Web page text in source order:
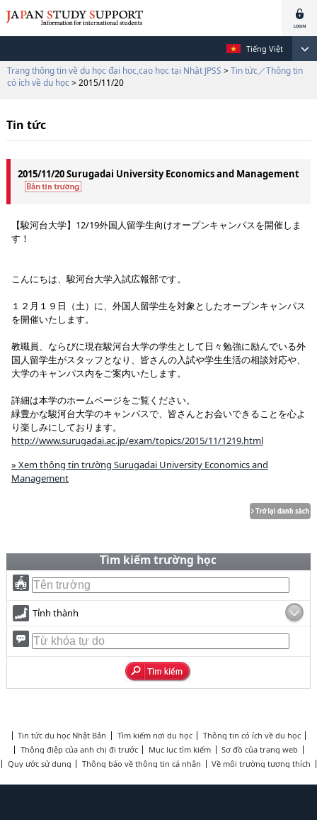
Tiếng Việt
Trang thông tin về du học đại học,cao học tại Nhật JPSS > Tin tức／Thông tin
có ích về du học > 2015/11/20
Tin tức
2015/11/20 Surugadai University Economics and Management
【駿河台大学】12/19外国人留学生向けオープンキャンパスを開催しま
す！
こんにちは、駿河台大学入試広報部です。
１２月１９日（土）に、外国人留学生を対象としたオープンキャンパス
を開催いたします。
教職員、ならびに現在駿河台大学の学生として日々勉強に励んでいる外
国人留学生がスタッフとなり、皆さんの入試や学生生活の相談対応や、
大学のキャンパス内をご案内いたします。
詳細は本学のホームページをご覧ください。
緑豊かな駿河台大学のキャンパスで、皆さんとお会いできることを心よ
り楽しみにしております。
http://www.surugadai.ac.jp/exam/topics/2015/11/1219.html
» Xem thông tin trường Surugadai University Economics and
Management
Tìm kiếm trường học
Tỉnh thành
Tin tức du học Nhật Bản Tìm kiếm nơi du học
Thông tin có ích về du học
Thông điệp của anh chị đi trước
Mục lục tìm kiếm
Sơ đồ của trang web
Quy ước sử dụng
Thông báo về thông tin cá nhân Về môi trường tương thích